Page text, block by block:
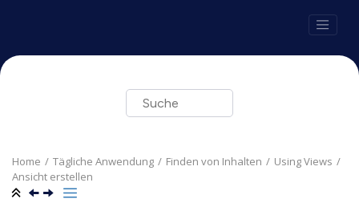
Home Tägliche Anwendung Finden von Inhalten
Using Views
Ansicht erstellen